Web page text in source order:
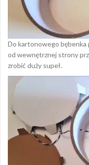
Do kartonowego bębenka
od wewnętrznej strony
zrobić duży supeł.